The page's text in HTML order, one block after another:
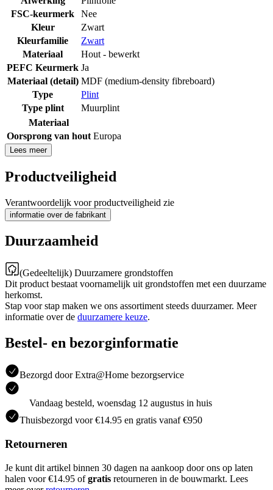
FSC-keurmerk
Nee
Kleur
Zwart
Kleurfamilie
Zwart
Materiaal
Hout - bewerkt
PEFC Keurmerk Ja
Materiaal (detail) MDF (medium-density fibreboard)
Type
Plint
Type plint
Muurplint
Materiaal
Oorsprong van hout Europa
Lees meer
Productveiligheid
Verantwoordelijk voor productveiligheid zie
informatie over de fabrikant
Duurzaamheid
(Gedeeltelijk) Duurzamere grondstoffen
Dit product bestaat voornamelijk uit grondstoffen met een duurzame
herkomst.
Stap voor stap maken we ons assortiment steeds duurzamer. Meer
informatie over de duurzamere keuze.
Bestel- en bezorginformatie
Bezorgd door Extra@Home bezorgservice
Vandaag besteld, woensdag 12 augustus in huis
Thuisbezorgd voor €14.95 en gratis vanaf €950
Retourneren
Je kunt dit artikel binnen 30 dagen na aankoop door ons op laten
halen voor €14.95 ofgratis retourneren in de bouwmarkt. Lees